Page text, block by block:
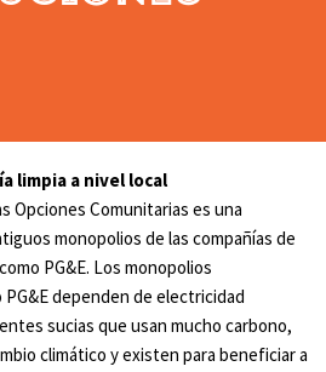
limpia a nivel local
Opciones Comunitarias es una
monopolios de las compañías de
PG&E. Los monopolios
dependen de electricidad
sucias que usan mucho carbono,
climático y existen para beneficiar a